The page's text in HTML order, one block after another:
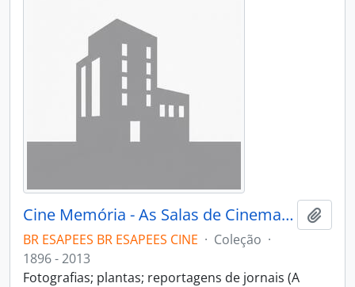
Cine Memória - As Salas de Cinema do Espírito Santo
BR ESAPEES BR ESAPEES CINE · Coleção ·
1896 - 2013
Fotografias; plantas; reportagens de jornais (A